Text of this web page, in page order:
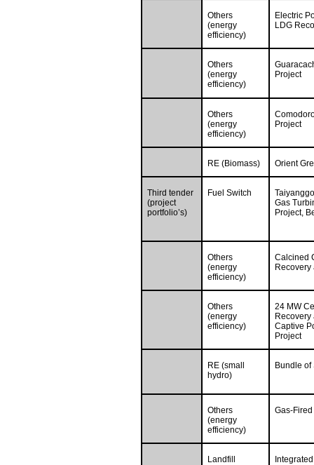
Others
(energy
efficiency)
Electric
LDG
Others
(energy
efficiency)
Project
Others
(energy
efficiency)
Project
RE (Biomass) Orient
Third tender
(project
portfolio’s)
Fuel Switch
Gas
Project,
Others
(energy
efficiency)
Calcined
Others
(energy
efficiency)
24 MW
Captive
Project
RE (small
hydro)
Bundle
Others
(energy
efficiency)
Gas-
Landfill